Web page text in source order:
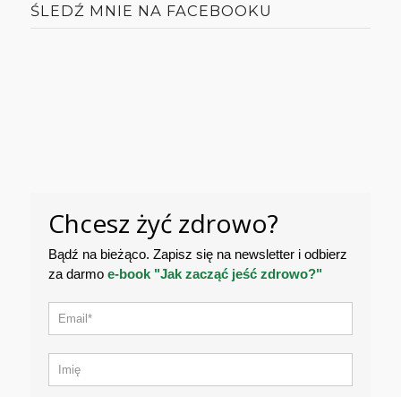
ŚLEDŹ MNIE NA FACEBOOKU
Chcesz żyć zdrowo?
Bądź na bieżąco. Zapisz się na newsletter i odbierz
za darmo e-book "Jak zacząć jeść zdrowo?"